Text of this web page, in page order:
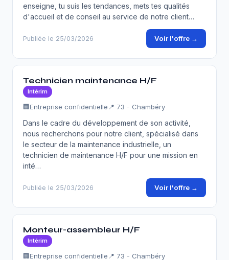
enseigne, tu suis les tendances, mets tes qualités
d'accueil et de conseil au service de notre client…
Publiée le 25/03/2026 Voir l'offre →
Technicien maintenance H/F
Intérim
🏢Entreprise confidentielle 📍 73 - Chambéry
Dans le cadre du développement de son activité,
nous recherchons pour notre client, spécialisé dans
le secteur de la maintenance industrielle, un
technicien de maintenance H/F pour une mission en
inté…
Publiée le 25/03/2026 Voir l'offre →
Monteur-assembleur H/F
Intérim
🏢Entreprise confidentielle 📍 73 - Chambéry